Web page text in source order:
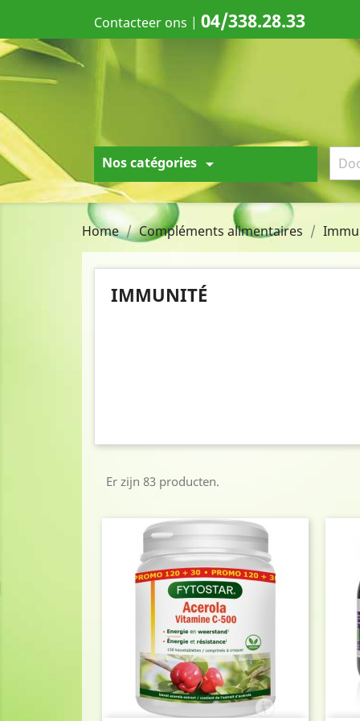
Contacteer ons | 04/338.28.33
Nos catégories 
Home Compléments alimentaires
IMMUNITÉ
Er zijn 83 producten.